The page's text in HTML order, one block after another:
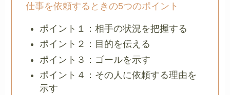
仕事を依頼するときの5つのポイント
ポイント１：相手の状況を把握する
ポイント２：目的を伝える
ポイント３：ゴールを示す
ポイント４：その人に依頼する理由を
示す